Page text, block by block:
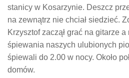
stanicy w Kosarzynie. Deszcz
na zewnątrz nie chciał siedzieć.
Krzysztof zaczął grać na gitarze a
śpiewania naszych ulubionych
śpiewali do 2.00 w nocy. Około
domów.